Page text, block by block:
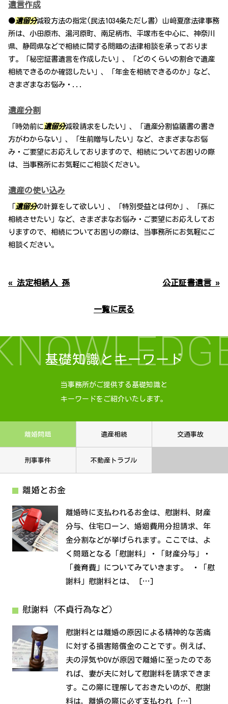
遺言作成
●遺留分減殺方法の指定(民法1034条ただし書) 山﨑夏彦法律事務
所は、小田原市、湯河原町、南足柄市、平塚市を中心に、神奈川
県、静岡県などで相続に関する問題の法律相談を承っておりま
す。「秘密証書遺言を作成したい」、「どのくらいの割合で遺産
相続できるのか確認したい」、「年金を相続できるのか」など、
さまざまなお悩み・...
遺産分割
「時効前に遺留分減殺請求をしたい」、「遺産分割協議書の書き
方がわからない」、「生前贈与したい」など、さまざまなお悩
み・ご要望にお応えしておりますので、相続についてお困りの際
は、当事務所にお気軽にご相談ください。
遺産の使い込み
「 遺留分の計算をして欲しい」、「特別受益とは何か」、「孫に
相続させたい」など、さまざまなお悩み・ご要望にお応えしてお
りますので、相続についてお困りの際は、当事務所にお気軽にご
相談ください。
« 法定相続人 孫 公正証書遺言 »
一覧に戻る
基礎知識とキーワード
当事務所がご提供する基礎知識と
キーワードをご紹介いたします。
離婚問題 遺産相続 交通事故
刑事事件 不動産トラブル
離婚とお金
離婚時に支払われるお金は、慰謝料、財産
分与、住宅ローン、婚姻費用分担請求、年
金分割などが挙げられます。ここでは、よ
く問題となる「慰謝料」・「財産分与」・
「養育費」についてみていきます。 ・「慰
謝料」慰謝料とは、 […]
慰謝料（不貞行為など）
慰謝料とは離婚の原因による精神的な苦痛
に対する損害賠償金のことです。例えば、
夫の浮気やDVが原因で離婚に至ったのであ
れば、妻が夫に対して慰謝料を請求できま
す。この際に理解しておきたいのが、慰謝
料は，離婚の際に必ず支払われ […]